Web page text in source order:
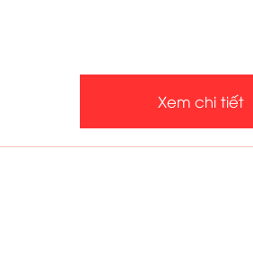
Xem chi tiết